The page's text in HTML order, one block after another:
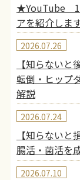
★YouTube
アを紹介しま
【知らない
転倒・ヒップ
解説
2026.07.26
【知らない
腸活・菌活を
2026.07.24
2026.07.10